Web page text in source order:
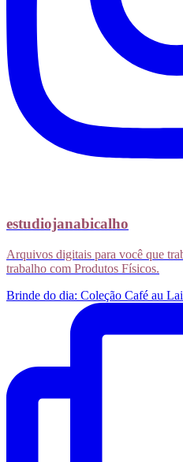
estudiojanabicalho
Arquivos digitais para você que
trabalho com Produtos Físicos.
Brinde do dia: Coleção Café au